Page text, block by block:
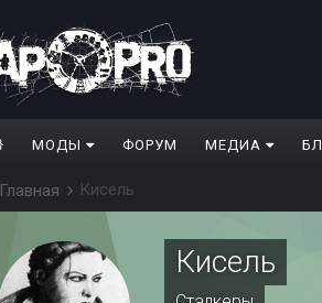
МОДЫ ФОРУМ МЕДИА
Главная Кисель
Кисель